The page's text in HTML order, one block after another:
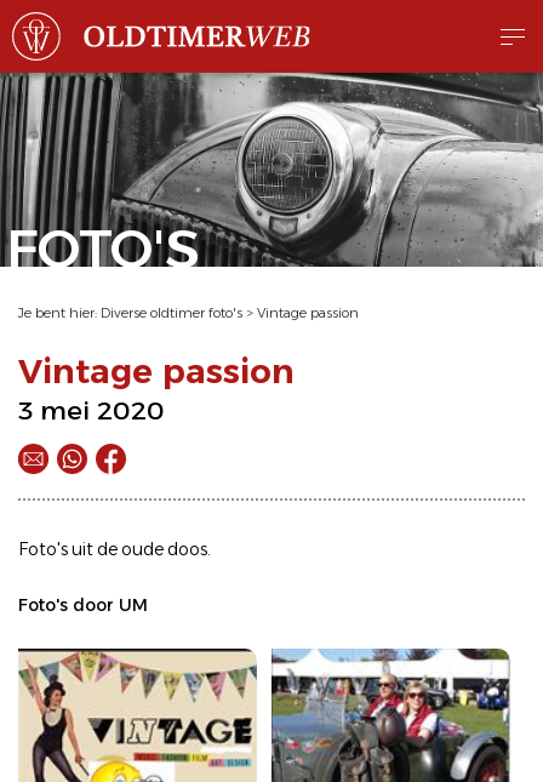
FOTO'S
Je bent hier: Diverse oldtimer foto's > Vintage passion
Vintage passion
3 mei 2020
Foto's uit de oude doos.
Foto's door UM